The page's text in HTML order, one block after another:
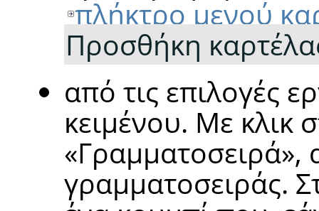
πλήκτρο μενού
Προσθήκη
από τις επιλογές
κειμένου. Με κλικ
«Γραμματοσειρά»,
γραμματοσειράς.